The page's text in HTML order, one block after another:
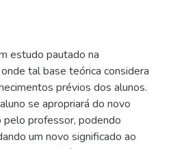
estudo pautado na
tal base teórica considera
prévios dos alunos.
se apropriará do novo
professor, podendo
um novo significado ao